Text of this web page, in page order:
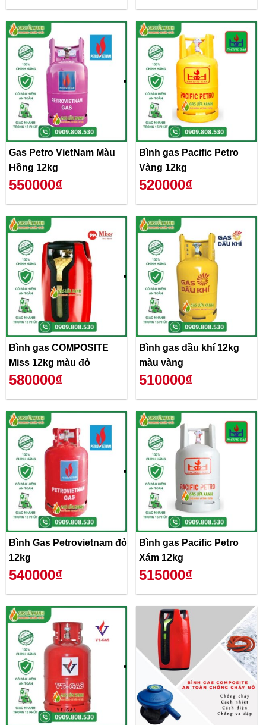
Gas Petro VietNam Màu
Hồng 12kg
550000₫
Bình gas Pacific Petro
Vàng 12kg
520000₫
Bình gas COMPOSITE
Miss 12kg màu đỏ
580000₫
Bình gas dầu khí 12kg
màu vàng
510000₫
Bình Gas Petrovietnam đỏ
12kg
540000₫
Bình gas Pacific Petro
Xám 12kg
515000₫